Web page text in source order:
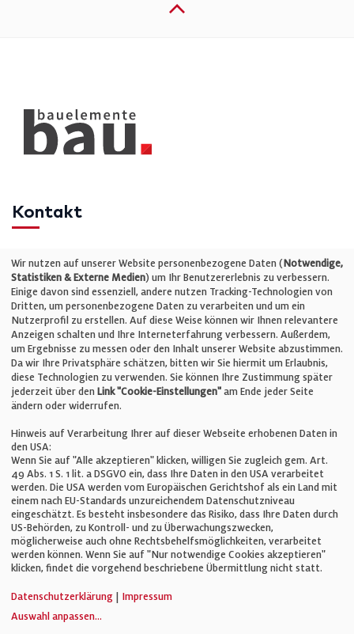
Kontakt
Telefon: +49 (0)711 2585563-0
E-Mail:info@bauelemente-bau.eu
Unternehmen
Impressum
Cookie-Einstellungen
AGB
© Verlag für Fachpublizistik GmbH
Wir nutzen auf unserer Website personenbezogene Daten (Notwendige,
Statistiken & Externe Medien) um Ihr Benutzererlebnis zu verbessern.
Einige davon sind essenziell, andere nutzen Tracking-Technologien von
Dritten, um personenbezogene Daten zu verarbeiten und um ein
Nutzerprofil zu erstellen. Auf diese Weise können wir Ihnen relevantere
Anzeigen schalten und Ihre Interneterfahrung verbessern. Außerdem,
um Ergebnisse zu messen oder den Inhalt unserer Website abzustimmen.
Da wir Ihre Privatsphäre schätzen, bitten wir Sie hiermit um Erlaubnis,
diese Technologien zu verwenden. Sie können Ihre Zustimmung später
jederzeit über den Link "Cookie-Einstellungen" am Ende jeder Seite
ändern oder widerrufen.
Hinweis auf Verarbeitung Ihrer auf dieser Webseite erhobenen Daten in
den USA:
Wenn Sie auf "Alle akzeptieren" klicken, willigen Sie zugleich gem. Art.
49 Abs. 1 S. 1 lit. a DSGVO ein, dass Ihre Daten in den USA verarbeitet
werden. Die USA werden vom Europäischen Gerichtshof als ein Land mit
einem nach EU-Standards unzureichendem Datenschutzniveau
eingeschätzt. Es besteht insbesondere das Risiko, dass Ihre Daten durch
US-Behörden, zu Kontroll- und zu Überwachungszwecken,
möglicherweise auch ohne Rechtsbehelfsmöglichkeiten, verarbeitet
werden können. Wenn Sie auf "Nur notwendige Cookies akzeptieren"
klicken, findet die vorgehend beschriebene Übermittlung nicht statt.
Datenschutzerklärung
Impressum
Auswahl anpassen...